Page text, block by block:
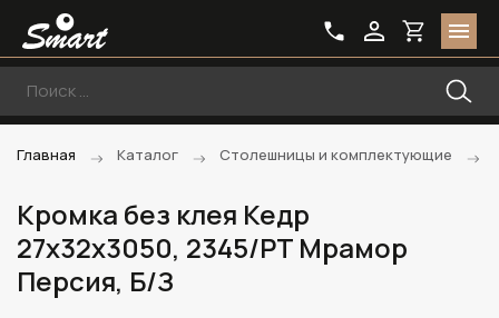
Главная Каталог Столешницы и комплектующие
Кромка без клея Кедр
27х32х3050, 2345/PT Мрамор
Персия, Б/З